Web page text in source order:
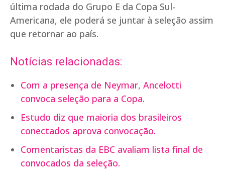
última rodada do Grupo E da Copa Sul-
Americana, ele poderá se juntar à seleção assim
que retornar ao país.
Notícias relacionadas:
Com a presença de Neymar, Ancelotti
convoca seleção para a Copa.
Estudo diz que maioria dos brasileiros
conectados aprova convocação.
Comentaristas da EBC avaliam lista final de
convocados da seleção.